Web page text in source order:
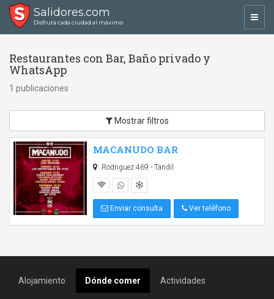
Salidores.com
Disfrutá cada ciudad al máximo
Restaurantes con Bar, Baño privado y
WhatsApp
1 publicaciones
Mostrar filtros
MACANUDO BAR
Rodriguez 469 - Tandil
Enviar consulta Ver teléfono
Alojamiento Dónde comer Actividades